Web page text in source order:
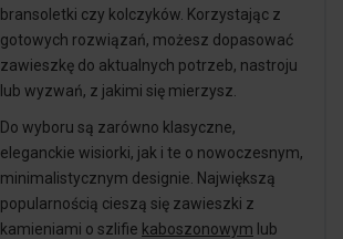
bransoletki czy kolczyków. Korzystając z
gotowych rozwiązań, możesz dopasować
zawieszkę do aktualnych potrzeb, nastroju
lub wyzwań, z jakimi się mierzysz.
Do wyboru są zarówno klasyczne,
eleganckie wisiorki, jak i te o nowoczesnym,
minimalistycznym designie. Największą
popularnością cieszą się zawieszki z
kamieniami o szlifie kaboszonowym lub